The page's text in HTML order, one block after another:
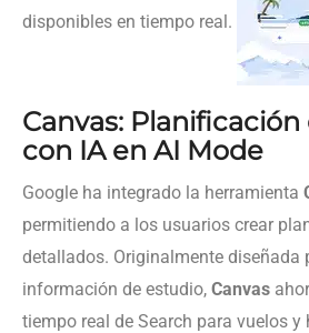
disponibles en tiempo real.
Canvas: Planificación
con IA en AI Mode
Google ha integrado la herramienta
permitiendo a los usuarios crear
detallados. Originalmente diseñada
información de estudio, Canvas
tiempo real de Search para vuelos y